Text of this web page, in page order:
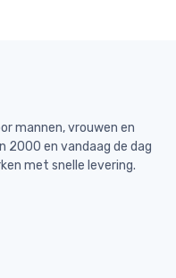
mannen, vrouwen en
2000 en vandaag de dag
met snelle levering.